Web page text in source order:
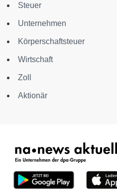
Steuer
Unternehmen
Körperschaftsteuer
Wirtschaft
Zoll
Aktionär